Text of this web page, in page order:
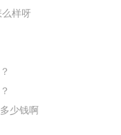
样呀
少钱啊